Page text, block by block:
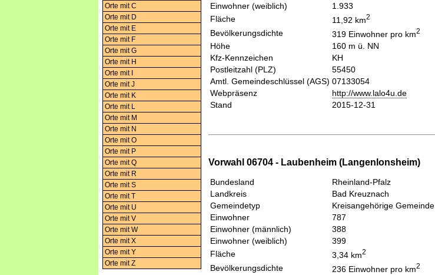
Orte mit C
Orte mit D
Orte mit E
Orte mit F
Orte mit G
Orte mit H
Orte mit I
Orte mit J
Orte mit K
Orte mit L
Orte mit M
Orte mit N
Orte mit O
Orte mit P
Orte mit Q
Orte mit R
Orte mit S
Orte mit T
Orte mit U
Orte mit V
Orte mit W
Orte mit X
Orte mit Y
Orte mit Z
Einwohner (weiblich)
1.933
Fläche
11,92 km2
Bevölkerungsdichte 319 Einwohner pro km2
Höhe
160 m ü. NN
Kfz-Kennzeichen
KH
Postleitzahl (PLZ)
55450
Amtl. Gemeindeschlüssel (AGS) 07133054
Webpräsenz
http://www.lalo4u.de
Stand
2015-12-31
Vorwahl 06704 - Laubenheim (Langenlonsheim)
Bundesland
Rheinland-Pfalz
Landkreis
Bad Kreuznach
Gemeindetyp
Kreisangehörige Gemeinde
Einwohner
787
Einwohner (männlich)
388
Einwohner (weiblich)
399
Fläche
3,34 km2
Bevölkerungsdichte 236 Einwohner pro km2